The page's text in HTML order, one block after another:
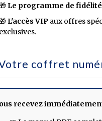
Le programme de
L'accès VIP aux offres
exclusives.
coffret
recevez